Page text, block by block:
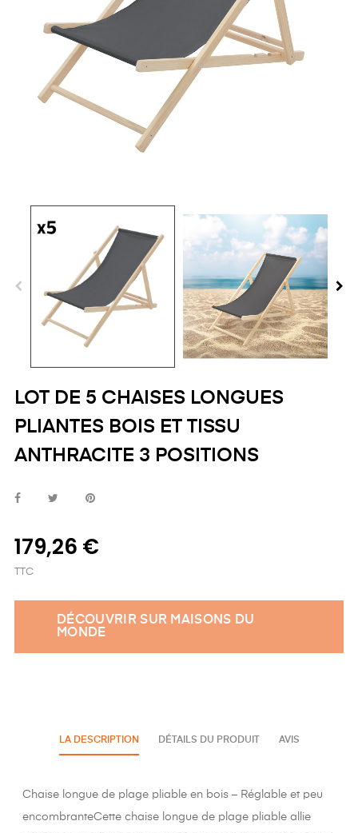
LOT DE 5 CHAISES LONGUES
PLIANTES BOIS ET TISSU
ANTHRACITE 3 POSITIONS
179,26 €
TTC
DÉCOUVRIR SUR MAISONS DU
MONDE
LA DESCRIPTION DÉTAILS DU PRODUIT AVIS
Chaise longue de plage pliable en bois – Réglable et peu
encombranteCette chaise longue de plage pliable allie